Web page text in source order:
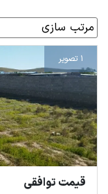
1 تصویر
قیمت توافقی